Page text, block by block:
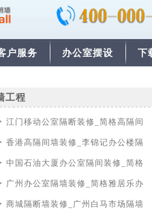
户服务 办公室摆设 下
工程
江门移动公室隔断装修_简格高隔间
香港高隔间墙装修_李锦记办公楼隔
中国石油大厦办公室隔间装修_简格
广州办公室隔墙装修_简格雅居乐办
商城隔断墙装修_广州白马市场隔墙